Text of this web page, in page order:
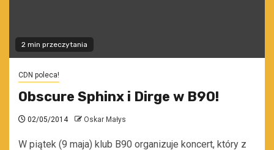
2 min przeczytania
CDN poleca!
Obscure Sphinx i Dirge w B90!
02/05/2014 Oskar Małys
W piątek (9 maja) klub B90 organizuje koncert, który z